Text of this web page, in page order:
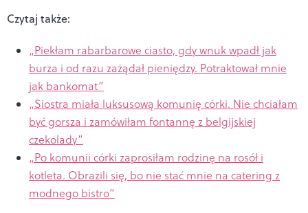
Czytaj także:
„Piekłam rabarbarowe ciasto, gdy wnuk wpadł jak
burza i od razu zażądał pieniędzy. Potraktował mnie
jak bankomat”
„Siostra miała luksusową komunię córki. Nie chciałam
być gorsza i zamówiłam fontannę z belgijskiej
czekolady”
„Po komunii córki zaprosiłam rodzinę na rosół i
kotleta. Obrazili się, bo nie stać mnie na catering z
modnego bistro”